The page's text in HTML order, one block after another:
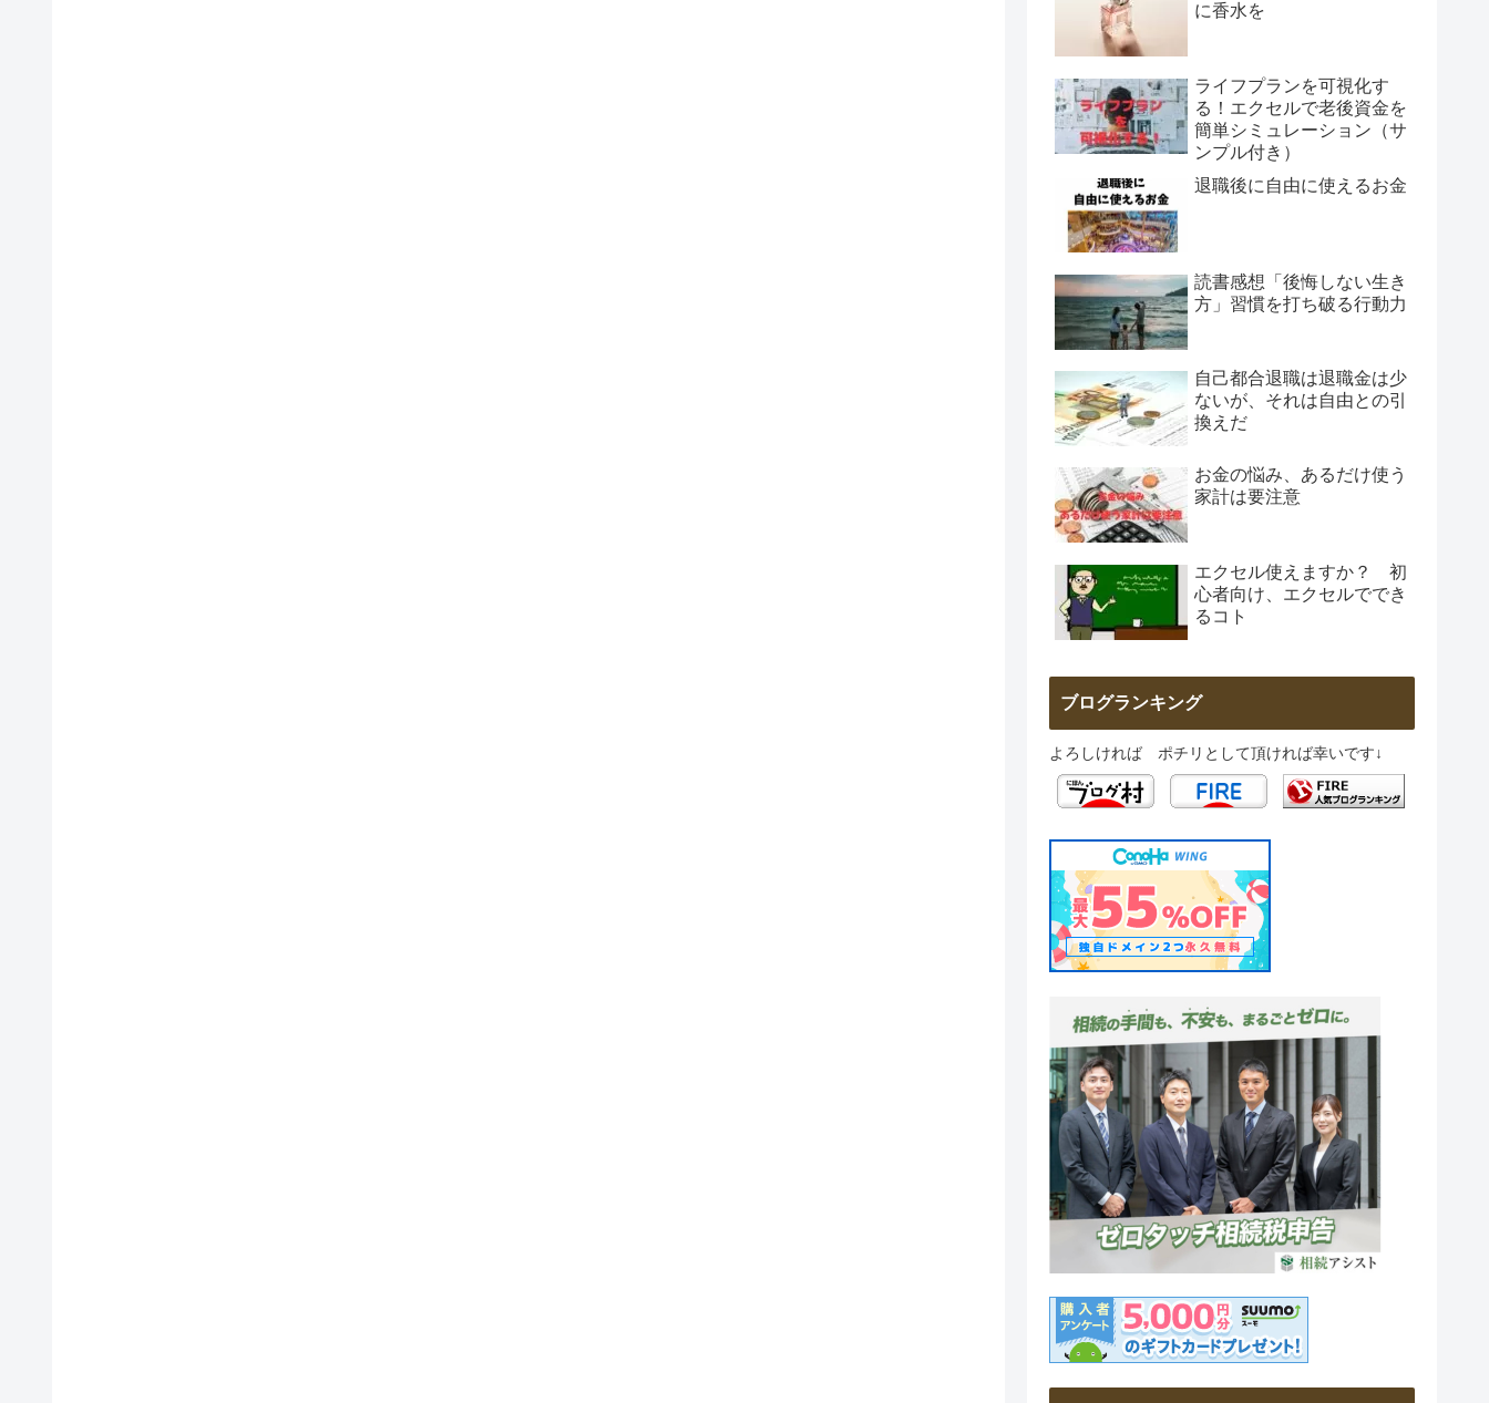
に香水を
ライフプランを可視化す
る！エクセルで老後資金を
簡単シミュレーション（サ
ンプル付き）
退職後に自由に使えるお金
読書感想「後悔しない生き
方」習慣を打ち破る行動力
自己都合退職は退職金は少
ないが、それは自由との引
換えだ
お金の悩み、あるだけ使う
家計は要注意
エクセル使えますか？ 初
心者向け、エクセルででき
るコト
ブログランキング
よろしければ ポチリとして頂ければ幸いです↓